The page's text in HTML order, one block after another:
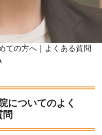
ての方へ｜よくある質問
についてのよく
問